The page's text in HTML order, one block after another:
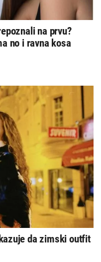
na prvu?
no i ravna kosa
da zimski outfit